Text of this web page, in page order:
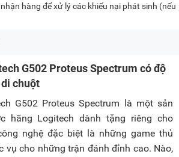
hàng để xử lý các khiếu nại phát sinh (nếu
G502 Proteus Spectrum có độ
chuột
G502 Proteus Spectrum là một sản
hãng Logitech dành tặng riêng cho
nghệ đặc biệt là những game thủ
vụ cho những trận đánh đỉnh cao. Nào,